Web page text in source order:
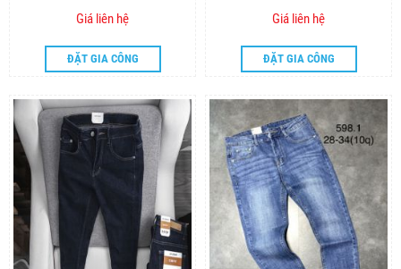
Giá liên hệ
ĐẶT GIA CÔNG
Giá liên hệ
ĐẶT GIA CÔNG